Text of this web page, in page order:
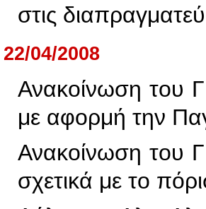
στις
22/04/2008
Ανακοίνωση του
με αφορμή την
Ανακοίνωση του
σχετικά με το